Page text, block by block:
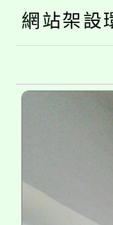
半價
份教
大溪
份教
淨零
會
115
網站架設